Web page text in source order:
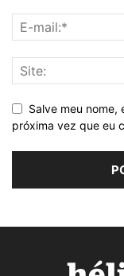
Salve meu nome,
próxima vez que eu